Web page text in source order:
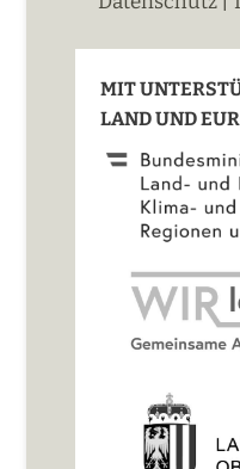
MIT
LAND UND